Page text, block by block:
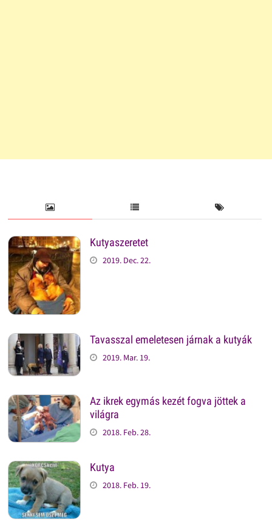
Kutyaszeretet
2019. Dec. 22.
Tavasszal emeletesen járnak a kutyák
2019. Mar. 19.
Az ikrek egymás kezét fogva jöttek a
világra
2018. Feb. 28.
Kutya
2018. Feb. 19.